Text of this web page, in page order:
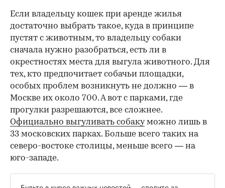
Если владельцу кошек при аренде жилья
достаточно выбрать такое, куда в принципе
пустят с животным, то владельцу собаки
сначала нужно разобраться, есть ли в
окрестностях места для выгула животного. Для
тех, кто предпочитает собачьи площадки,
особых проблем возникнуть не должно — в
Москве их около 700. А вот с парками, где
прогулки разрешаются, все сложнее.
Официально выгуливать собакуможно лишь в
33 московских парках. Больше всего таких на
северо-востоке столицы, меньше всего — на
юго-западе.